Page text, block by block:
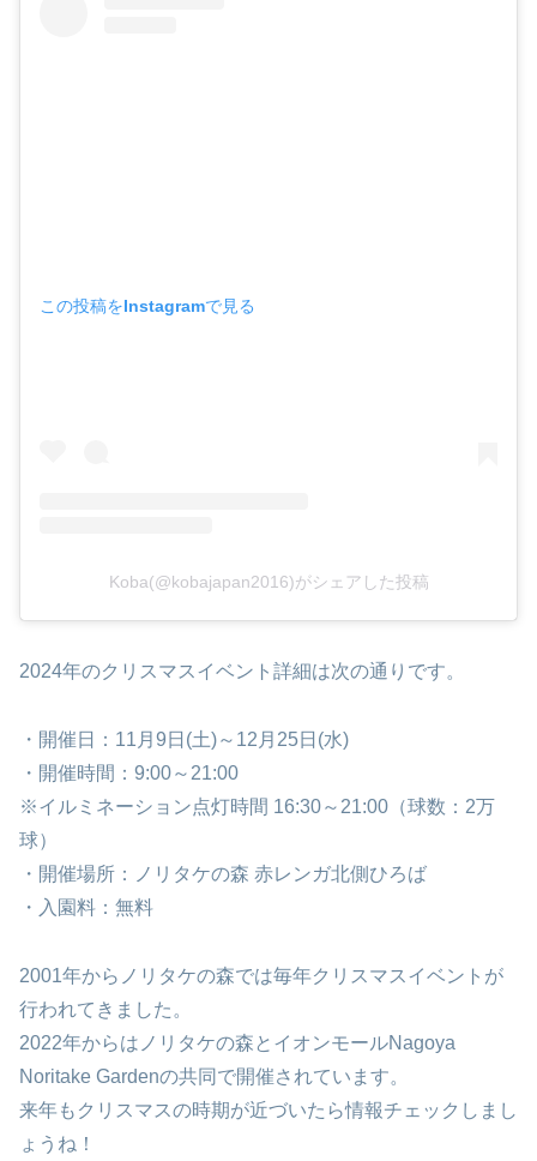
この投稿をInstagramで見る
Koba(@kobajapan2016)がシェアした投稿
2024年のクリスマスイベント詳細は次の通りです。
・開催日：11月9日(土)～12月25日(水)
・開催時間：9:00～21:00
※イルミネーション点灯時間 16:30～21:00（球数：2万
球）
・開催場所：ノリタケの森 赤レンガ北側ひろば
・入園料：無料
2001年からノリタケの森では毎年クリスマスイベントが
行われてきました。
2022年からはノリタケの森とイオンモールNagoya
Noritake Gardenの共同で開催されています。
来年もクリスマスの時期が近づいたら情報チェックしまし
ょうね！